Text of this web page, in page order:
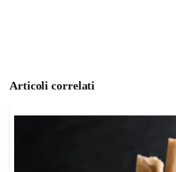
Articoli correlati